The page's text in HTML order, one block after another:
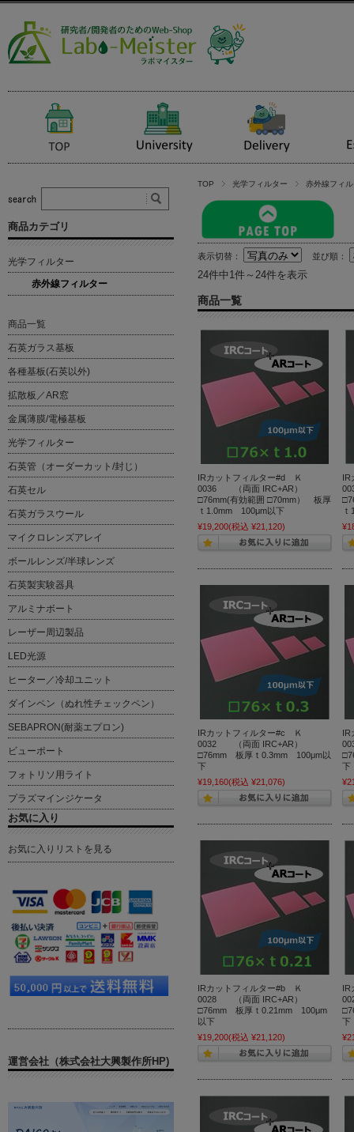
TOP 光学フィルター 赤外線フィ
表示切替： 並び順：
24件中1件～24件を表示
商品一覧
IRカットフィルター#d Ｋ
0036 （両面 IRC+AR）
□76mm(有効範囲 □70mm） 板厚
ｔ1.0mm 100μm以下
¥19,200(税込 ¥21,120)
IR
IRカットフィルター#c Ｋ
0032 （両面 IRC+AR）
□76mm 板厚ｔ0.3mm 100μm以
下
¥19,160(税込 ¥21,076)
IR
IRカットフィルター#b Ｋ
0028 （両面 IRC+AR）
□76mm 板厚ｔ0.21mm 100μm
以下
¥19,200(税込 ¥21,120)
IR
商品カテゴリ
光学フィルター
赤外線フィルター
商品一覧
石英ガラス基板
各種基板(石英以外)
拡散板／AR窓
金属薄膜/電極基板
光学フィルター
石英管（オーダーカット/封じ）
石英セル
石英ガラスウール
マイクロレンズアレイ
ボールレンズ/半球レンズ
石英製実験器具
アルミナボート
レーザー周辺製品
LED光源
ヒーター／冷却ユニット
ダインペン（ぬれ性チェックペン）
SEBAPRON(耐薬エプロン)
ビューポート
フォトリソ用ライト
プラズマインジケータ
お気に入り
お気に入りリストを見る
運営会社（株式会社大興製作所HP)